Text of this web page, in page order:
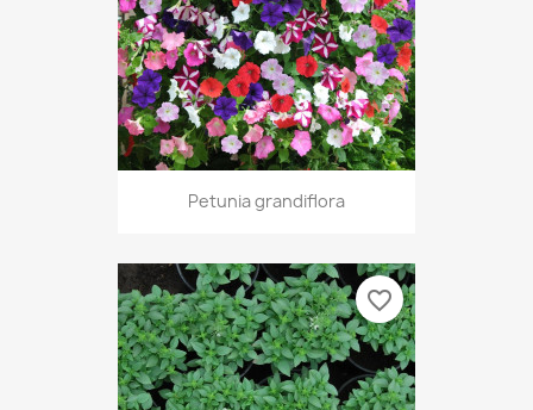
Petunia grandiflora
favorite_border